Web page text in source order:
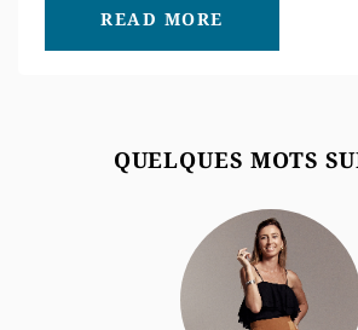
READ MORE
QUELQUES MOTS